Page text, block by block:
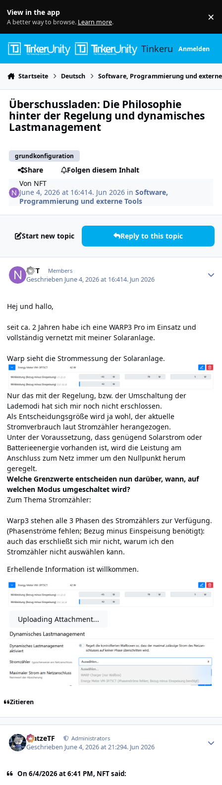
View in the app
A better way to browse. Learn more. ×
TinkerunityAnmelden
Startseite Deutsch Software, Programmierung und
Überschussladen: Die Philosophie
hinter der Regelung und dynamisches
Lastmanagement
grundkonfiguration
Share
Folgen diesem Inhalt
Von NFT
June 4, 2026 at 16:414. Jun 2026 inSoftware,
Programmierung und externe Tools
Start new topic Reply to this topic
NFT Members
Geschrieben June 4, 2026 at 16:414. Jun 2026
Hej und hallo,
seit ca. 2 Jahren habe ich eine WARP3 Pro im Einsatz und
vollständig vernetzt mit meiner Solaranlage.
Warp sieht die Strommessung der Solaranlage.
Nur das mit der Regelung, bzw. der Umschaltung der
Lademodi hat sich mir noch nicht erschlossen.
Als Entscheidungsgröße wird ja wohl, der aktuelle
Stromverbrauch laut Stromzähler herangezogen.
Unter der Voraussetzung, dass genügend Solarstrom oder
Batterieenergie vorhanden ist, wird die Leistung am
Anschluss zum Netz immer um den Nullpunkt herum
geregelt.
Welche Grenzwerte entscheiden nun darüber, wann, auf
welchen Modus umgeschaltet wird?
Zum Thema Stromzähler:
Warp3 stehen alle 3 Phasen des Stromzählers zur Verfügung.
(Phasenströme fehlen; Bezug minus Einspeisung benötigt):
auch das erschließt sich mir nicht, warum ich den
Stromzähler nicht auswählen kann.
Erhellende Information ist willkommen.
Uploading Attachment...
Zitieren
MatzeTF Administrators
Geschrieben June 4, 2026 at 21:294. Jun 2026
On 6/4/2026 at 6:41 PM, NFT said: